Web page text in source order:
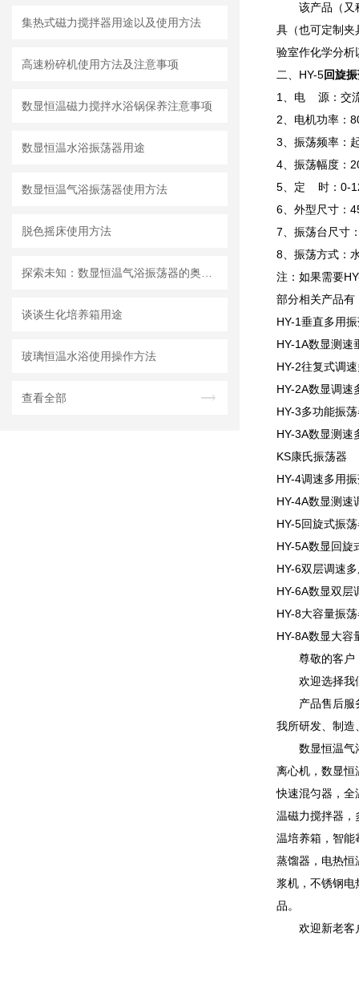
集热式磁力搅拌器用途以及使用方法
高速粉碎机使用方法及注意事项
数显恒温磁力搅拌水浴锅保养注意事项
数显恒温水浴振荡器用途
数显恒温气浴振荡器使用方法
脱色摇床使用方法
谈谈生化培养箱用途
玻璃恒温水浴使用操作方法
查看全部
该产品（又
具（也可定制夹
验室作化学分析
二、HY-5回旋
1、电 源：交
2、电机功率：
3、振荡频率：
4、振荡幅度：
5、定 时：0-
6、外型尺寸：
7、振荡台尺寸
8、振荡方式：
注：如果需要
部分相关产品有
HY-1垂直多用
HY-1A数显测速
HY-2往复式调
HY-2A数显调速
HY-3多功能振
HY-3A数显测速
KS康氏振荡器
HY-4调速多用
HY-4A数显测速
HY-5回旋式振
HY-5A数显回旋
HY-6双层调速
HY-6A数显双层
HY-8大容量振
HY-8A数显大容
尊敬的客户
欢迎选择我
产品售后服
我所研发、制造
数显恒温气
离心机，数显恒
快速混匀器，全
温磁力搅拌器，
温培养箱，智能
蒸馏器，电热恒
浆机，不锈钢
品。
欢迎新老客